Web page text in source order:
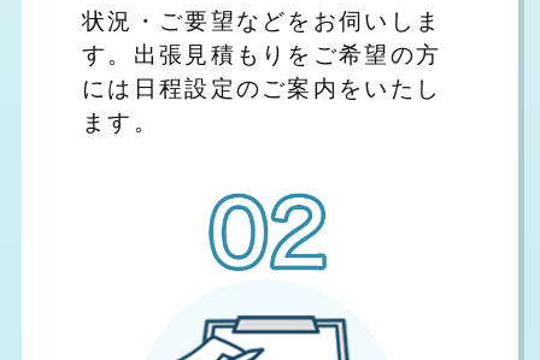
状況・ご要望などをお伺いしま
す。出張見積もりをご希望の方
には日程設定のご案内をいたし
ます。